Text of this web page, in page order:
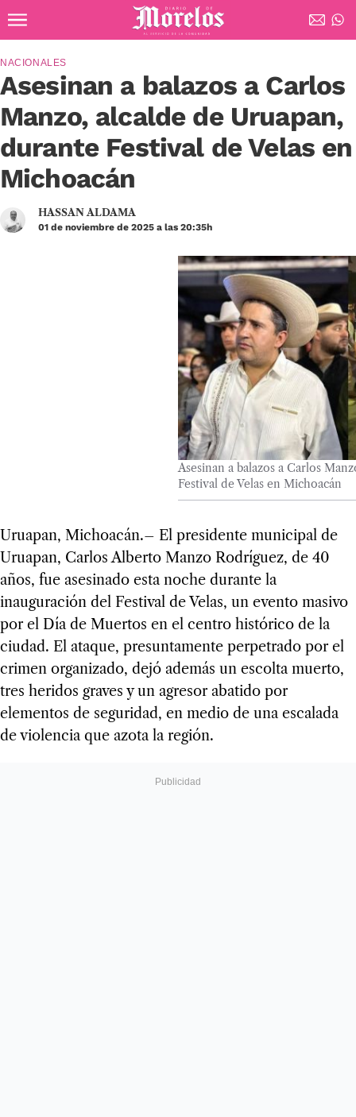
Diario de Morelos
Asesinan a balazos a Carlos
Manzo, alcalde de Uruapan,
durante Festival de Velas en
Michoacán
NACIONALES
HASSAN ALDAMA
01 de noviembre de 2025 a las 20:35h
Asesinan a balazos a Carlos
Festival de Velas en Michoacán
Uruapan, Michoacán.– El presidente municipal de
Uruapan, Carlos Alberto Manzo Rodríguez, de 40
años, fue asesinado esta noche durante la
inauguración del Festival de Velas, un evento masivo
por el Día de Muertos en el centro histórico de la
ciudad. El ataque, presuntamente perpetrado por el
crimen organizado, dejó además un escolta muerto,
tres heridos graves y un agresor abatido por
elementos de seguridad, en medio de una escalada
de violencia que azota la región.